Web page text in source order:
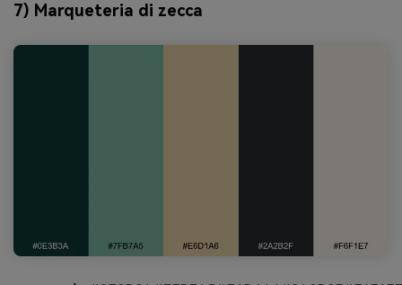
7) Marqueteria di zecca